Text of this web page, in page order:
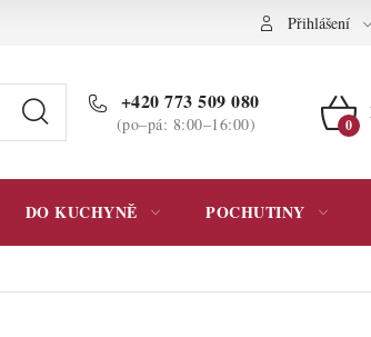
Podmínky ochrany osobních údajů Přihlášení
+420 773 509 080
(po–pá: 8:00–16:00)
DO KUCHYNĚ POCHUTINY